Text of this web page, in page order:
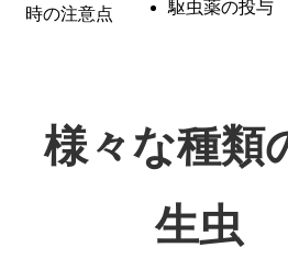
時の注意点 駆虫薬の投与
様々な種類
生虫